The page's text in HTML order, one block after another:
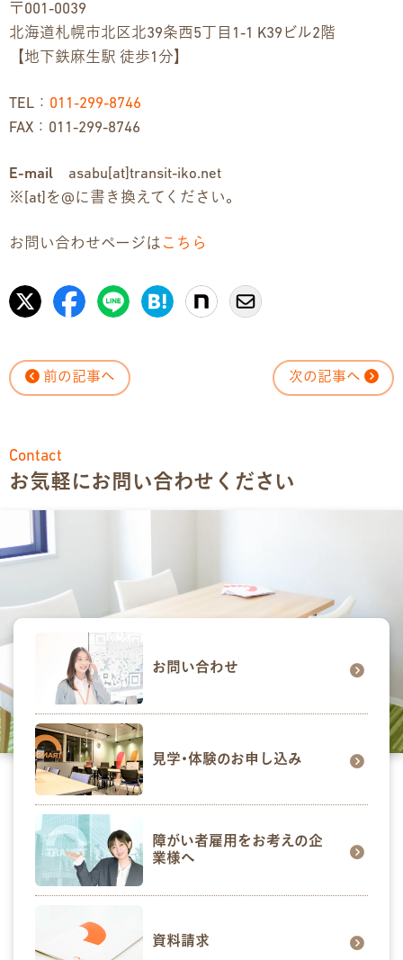
〒001-0039
北海道札幌市北区北39条西5丁目1-1 K39ビル2階
【地下鉄麻生駅 徒歩1分】
TEL： 011-299-8746
FAX：011-299-8746
E-mail asabu[at]transit-iko.net
※[at]を@に書き換えてください。
お問い合わせページは こちら
前の記事へ 次の記事へ
Contact
お気軽にお問い合わせください
お問い合わせ
見学･体験のお申し込み
障がい者雇用をお考えの企
業様へ
資料請求